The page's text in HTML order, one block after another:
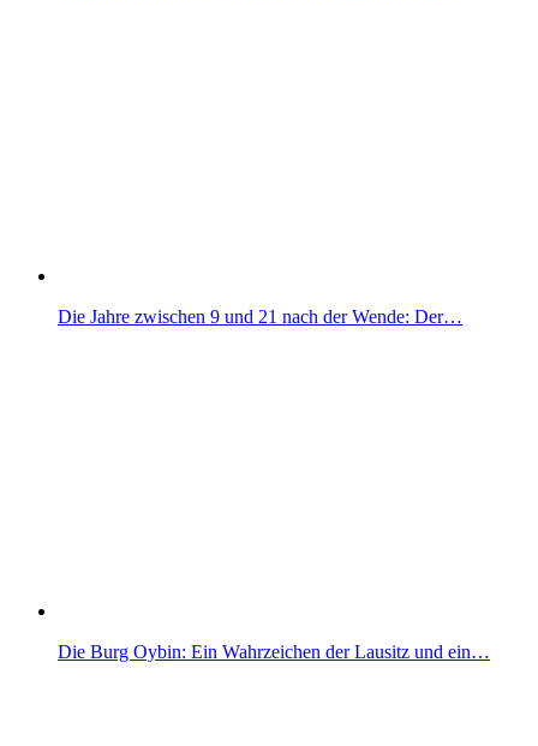
Die Jahre zwischen 9 und 21 nach der Wende: Der…
Die Burg Oybin: Ein Wahrzeichen der Lausitz und ein…